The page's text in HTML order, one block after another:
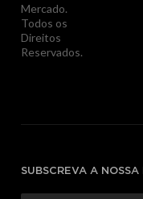
Mercado.
Todos os
Direitos
Reservados.
SUBSCREVA A NOSSA